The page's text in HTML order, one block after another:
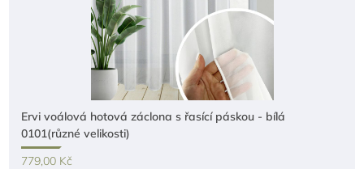
Ervi voálová hotová záclona s řasící páskou - bílá
0101(různé velikosti)
779,00 Kč